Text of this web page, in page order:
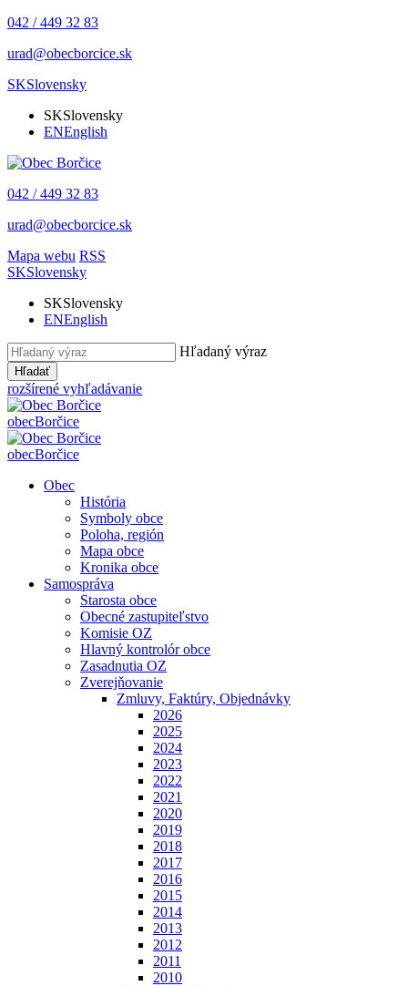
042 / 449 32 83
urad@obecborcice.sk
SKSlovensky
SKSlovensky
ENEnglish
042 / 449 32 83
urad@obecborcice.sk
Mapa webu RSS
SKSlovensky
SKSlovensky
ENEnglish
Hľadaný výraz
Hľadať
rozšírené vyhľadávanie
obecBorčice
obecBorčice
Obec
História
Symboly obce
Poloha, región
Mapa obce
Kronika obce
Samospráva
Starosta obce
Obecné zastupiteľstvo
Komisie OZ
Hlavný kontrolór obce
Zasadnutia OZ
Zverejňovanie
Zmluvy, Faktúry, Objednávky
2026
2025
2024
2023
2022
2021
2020
2019
2018
2017
2016
2015
2014
2013
2012
2011
2010